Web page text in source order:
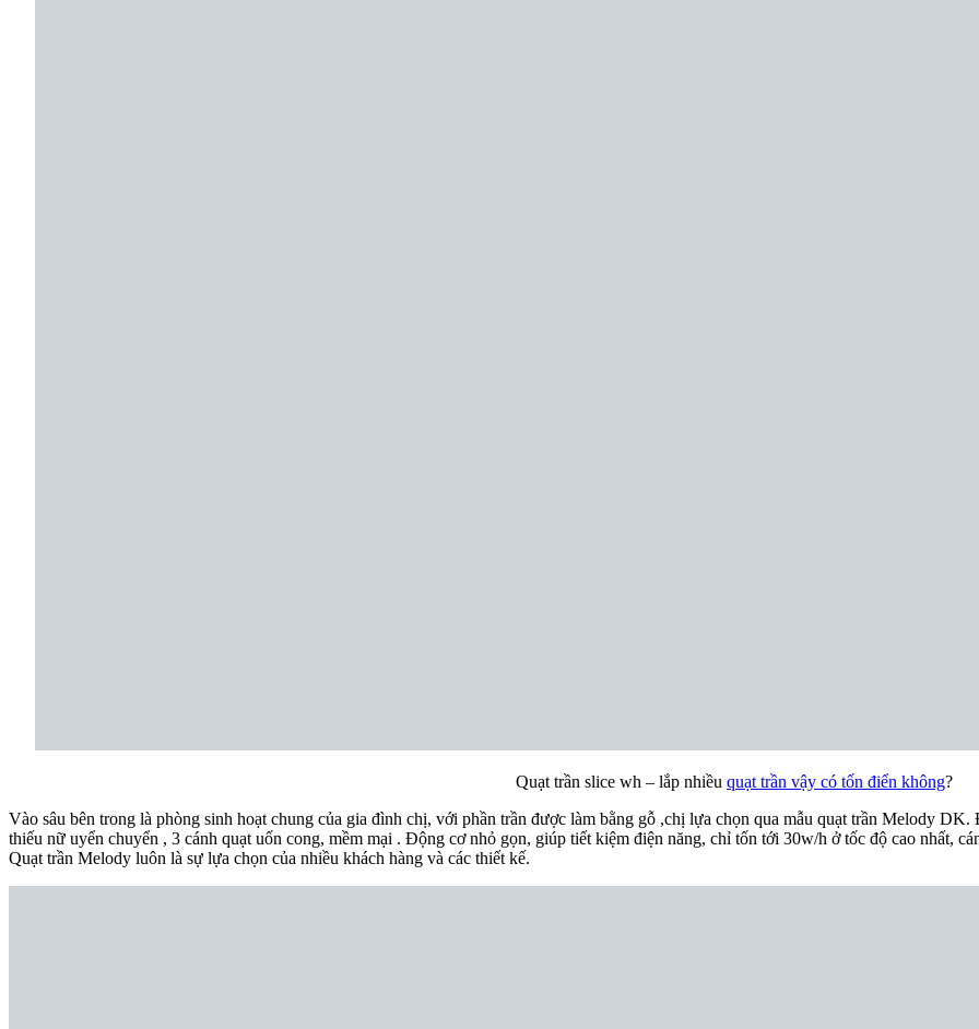
Quạt trần slice wh – lắp nhiều quạt trần vậy có tốn điển không?
Vào sâu bên trong là phòng sinh hoạt chung của gia đình chị, với phần trần được làm bằng gỗ ,chị lựa chọn qua mẫu quạt trần Melody
thiếu nữ uyển chuyển , 3 cánh quạt uốn cong, mềm mại . Động cơ nhỏ gọn, giúp tiết kiệm điện năng, chỉ tốn tới 30w/h ở tốc độ cao nhất,
Quạt trần Melody luôn là sự lựa chọn của nhiều khách hàng và các thiết kế.